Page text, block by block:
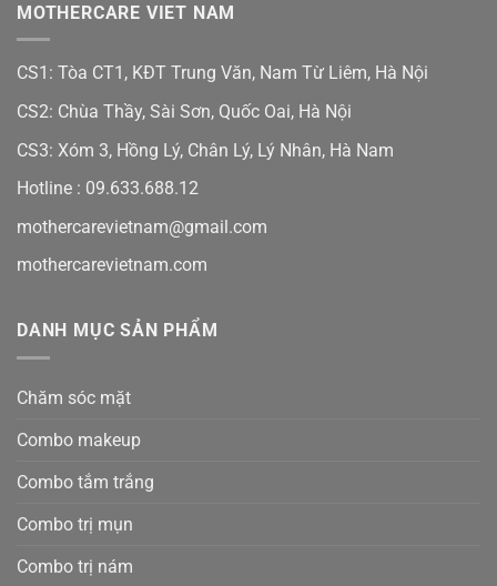
MOTHERCARE VIET NAM
CS1: Tòa CT1, KĐT Trung Văn, Nam Từ Liêm, Hà Nội
CS2: Chùa Thầy, Sài Sơn, Quốc Oai, Hà Nội
CS3: Xóm 3, Hồng Lý, Chân Lý, Lý Nhân, Hà Nam
Hotline : 09.633.688.12
mothercarevietnam@gmail.com
mothercarevietnam.com
DANH MỤC SẢN PHẨM
Chăm sóc mặt
Combo makeup
Combo tắm trắng
Combo trị mụn
Combo trị nám